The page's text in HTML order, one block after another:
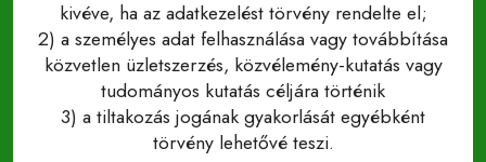
kivéve, ha az adatkezelést törvény rendelte el;
2) a személyes adat felhasználása vagy továbbítása
közvetlen üzletszerzés, közvélemény-kutatás vagy
tudományos kutatás céljára történik
3) a tiltakozás jogának gyakorlását egyébként
törvény lehetővé teszi.